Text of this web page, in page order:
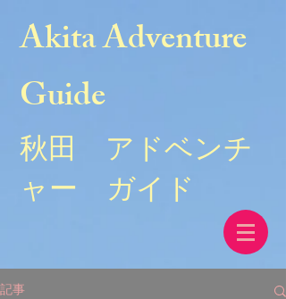
Akita Adventure
Guide
秋田 アドベンチ
ャー ガイド
記事